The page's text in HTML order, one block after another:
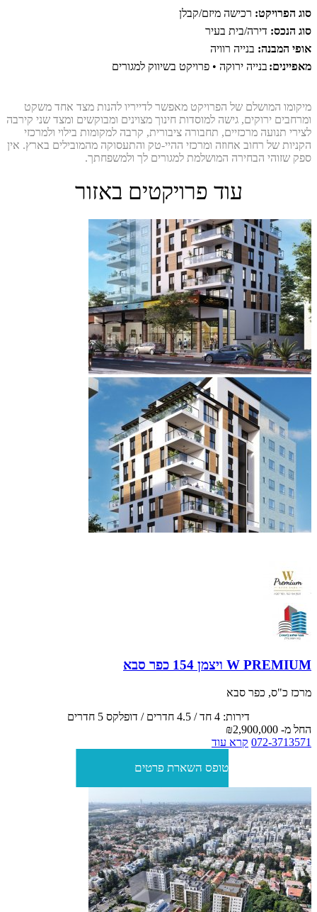
סוג הפרויקט: רכישה מיזם/קבלן
סוג הנכס: דירה/בית בעיר
אופי המבנה: בנייה רוויה
מאפיינים: בנייה ירוקה • פרויקט בשיווק למגורים
מיקומו המושלם של הפרויקט מאפשר לדייריו להנות מצד אחד משקט
ומרחבים ירוקים, גישה למוסדות חינוך מצוינים ומבוקשים ומצד שני קירבה
לצירי תנועה מרכזיים, תחבורה ציבורית, קרבה למקומות בילוי ולמרכזי
הקניות של רחוב אחוזה ומרכזי ההיי-טק והתעסוקה מהמובילים בארץ. אין
ספק שזוהי הבחירה המושלמת למגורים לך ולמשפחתך.
עוד פרויקטים באזור
W PREMIUM ויצמן 154 כפר סבא
מרכז כ"ס, כפר סבא
דירות: 4 חד / 4.5 חדרים / דופלקס 5 חדרים
החל מ- ₪2,900,000
072-3713571 קרא עוד
טופס השארת פרטים